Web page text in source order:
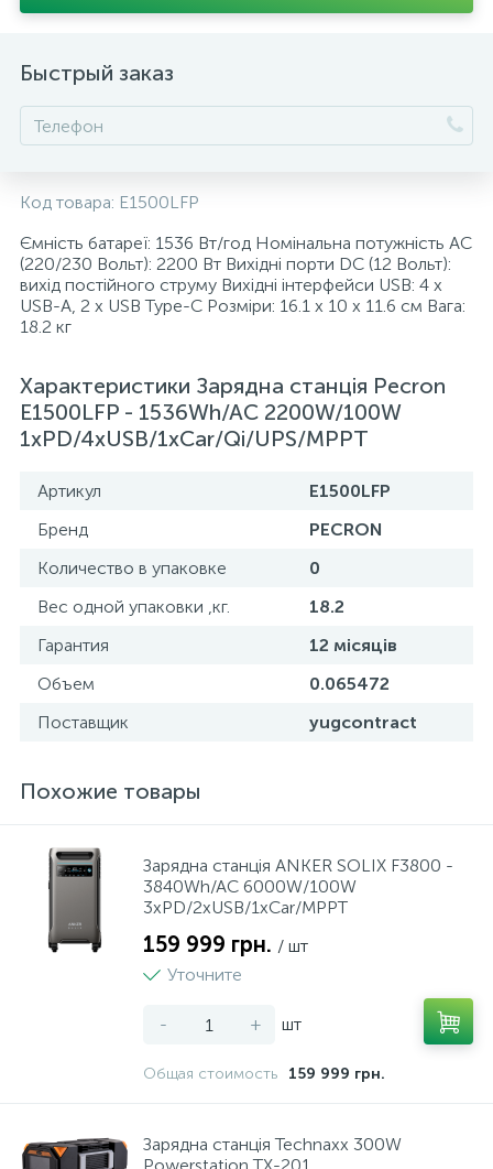
Быстрый заказ
Код товара: E1500LFP
Ємність батареї: 1536 Вт/год Номінальна потужність АС
(220/230 Вольт): 2200 Вт Вихідні порти DC (12 Вольт):
вихід постійного струму Вихідні інтерфейси USB: 4 x
USB-A, 2 x USB Type-C Розміри: 16.1 х 10 х 11.6 см Вага:
18.2 кг
Характеристики Зарядна станція Pecron
E1500LFP - 1536Wh/AC 2200W/100W
1xPD/4xUSB/1xCar/Qi/UPS/MPPT
Артикул
E1500LFP
Бренд
PECRON
Количество в упаковке
0
Вес одной упаковки ,кг.
18.2
Гарантия
12 місяців
Объем
0.065472
Поставщик
yugcontract
Похожие товары
Зарядна станція ANKER SOLIX F3800 -
3840Wh/AC 6000W/100W
3xPD/2xUSB/1xCar/MPPT
159 999 грн. / шт
Уточните
- + шт
Общая стоимость 159 999 грн.
Зарядна станція Technaxx 300W